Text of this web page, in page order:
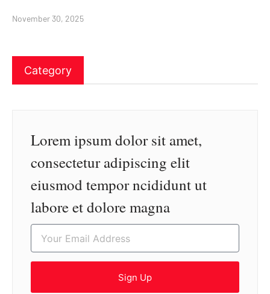
November 30, 2025
Category
Lorem ipsum dolor sit amet,
consectetur adipiscing elit
eiusmod tempor ncididunt ut
labore et dolore magna
Sign Up